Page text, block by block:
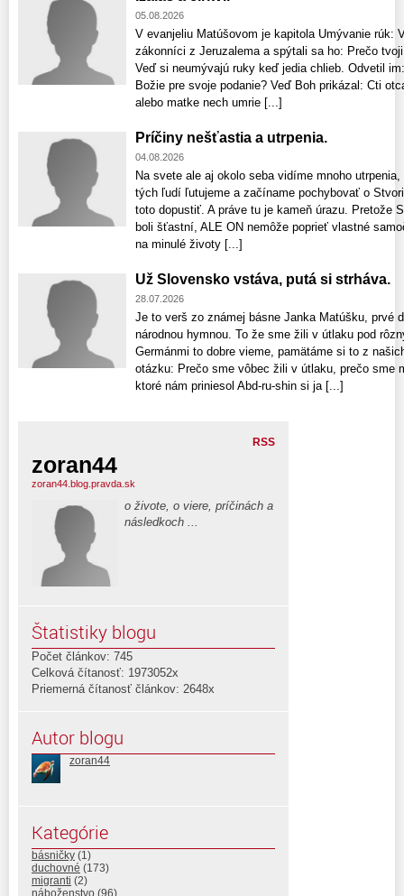
05.08.2026
V evanjeliu Matúšovom je kapitola Umývanie rúk:
zákonníci z Jeruzalema a spýtali sa ho: Prečo
Veď si neumývajú ruky keď jedia chlieb. Odvetil
Božie pre svoje podanie? Veď Boh prikázal: Cti
alebo matke nech umrie [...]
Príčiny nešťastia a utrpenia.
04.08.2026
Na svete ale aj okolo seba vidíme mnoho
tých ľudí ľutujeme a začíname pochybovať o
toto dopustiť. A práve tu je kameň úrazu. Pretože
boli šťastní, ALE ON nemôže poprieť vlastné
na minulé životy [...]
Už Slovensko vstáva, putá si strháva.
28.07.2026
Je to verš zo známej básne Janka Matúšku, prvé
národnou hymnou. To že sme žili v útlaku pod
Germánmi to dobre vieme, pamätáme si to z
otázku: Prečo sme vôbec žili v útlaku, prečo sme
ktoré nám priniesol Abd-ru-shin si ja [...]
RSS
zoran44
zoran44.blog.pravda.sk
o živote, o viere, príčinách a
následkoch ...
Štatistiky blogu
Počet článkov: 745
Celková čítanosť: 1973052x
Priemerná čítanosť článkov: 2648x
Autor blogu
zoran44
Kategórie
básničky (1)
duchovné (173)
migranti (2)